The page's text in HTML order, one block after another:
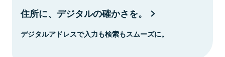
住所に、デジタルの確かさを。
デジタルアドレスで入力も検索もスムーズに。